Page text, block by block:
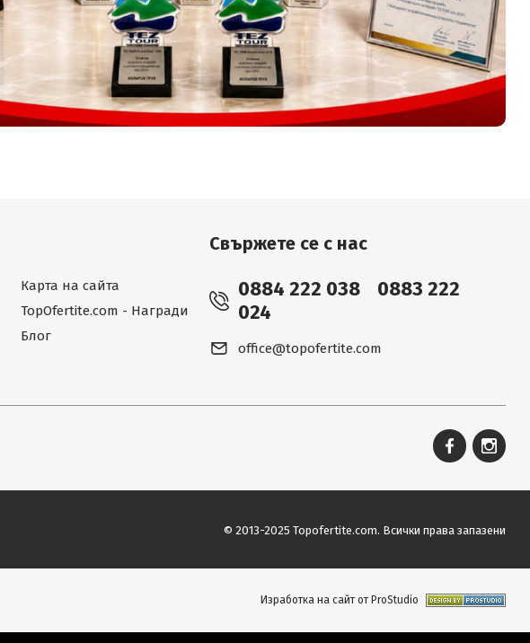
Карта на сайта
TopOfertite.com - Награди
Блог
Свържете се с нас
0884 222 038
0883 222
024
office@topofertite.com
© 2013-2025 Topofertite.com. Всички права запазени
Изработка на сайт от ProStudio